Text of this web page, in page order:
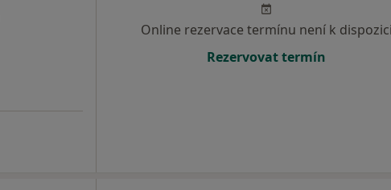
Online rezervace termínu není k dispozici
Rezervovat termín